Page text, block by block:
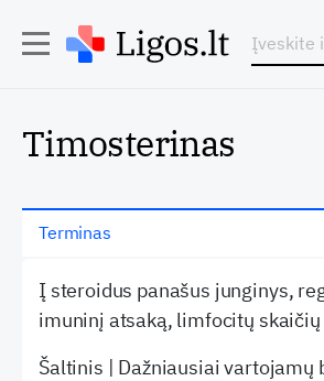
Timosterinas
Terminas
Į steroidus panašus junginys,
imuninį atsaką, limfocitų
Šaltinis | Dažniausiai vartojamų